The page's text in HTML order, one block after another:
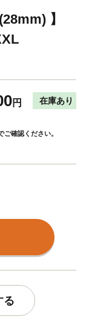
】
円 在庫あり
ご確認ください。
る